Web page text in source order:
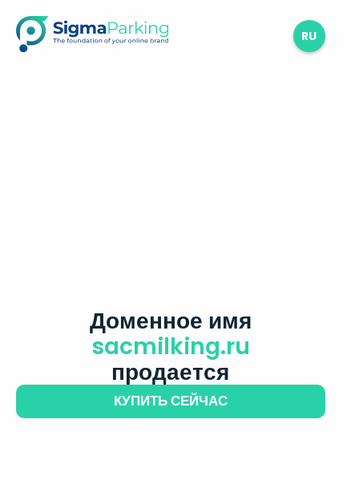
RU
Доменное имя
sacmilking.ru
продается
КУПИТЬ СЕЙЧАС